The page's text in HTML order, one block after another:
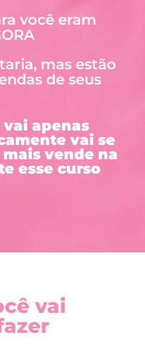
você eram
mas estão
de seus
vai apenas
vai se
vende na
esse curso
vai